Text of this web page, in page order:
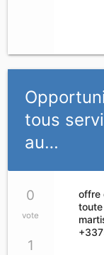
tous
au…
0
vote
1
offre